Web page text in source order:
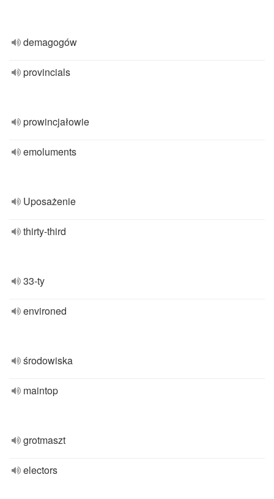
demagogów
provincials
prowincjałowie
emoluments
Uposażenie
thirty-third
33-ty
environed
środowiska
maintop
grotmaszt
electors